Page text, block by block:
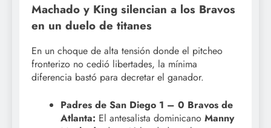
Machado y King silencian a los Bravos
en un duelo de titanes
En un choque de alta tensión donde el pitcheo
fronterizo no cedió libertades, la mínima
diferencia bastó para decretar el ganador.
Padres de San Diego 1 – 0 Bravos de
Atlanta: El antesalista dominicano Manny